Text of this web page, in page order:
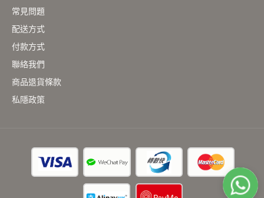
常見問題
配送方式
付款方式
聯絡我們
商品退貨條款
私隱政策